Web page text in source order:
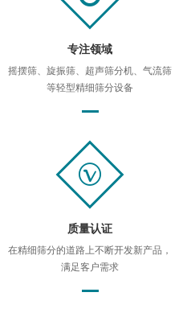
专注领域
摇摆筛、旋振筛、超声筛分机、气流筛
等轻型精细筛分设备
质量认证
在精细筛分的道路上不断开发新产品，
满足客户需求